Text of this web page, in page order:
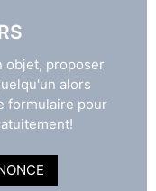
objet, proposer
alors
formulaire pour